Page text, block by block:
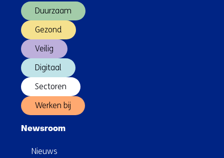
faalt
Duurzaam
Gezond
Veilig
Digitaal
Sectoren
Werken bij
Newsroom
Nieuws